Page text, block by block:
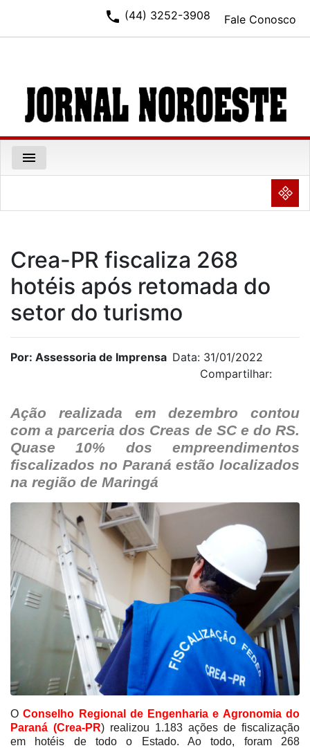
Fale Conosco
phone (44) 3252-3908
menu
NULL
Crea-PR fiscaliza 268
hotéis após retomada do
setor do turismo
Por: Assessoria de Imprensa Data: 31/01/2022
Compartilhar:
Ação realizada em dezembro contou
com a parceria dos Creas de SC e do RS.
Quase 10% dos empreendimentos
fiscalizados no Paraná estão localizados
na região de Maringá
OConselho Regional de Engenharia e Agronomia do
Paraná (Crea-PR) realizou 1.183 ações de fiscalização
em hotéis de todo o Estado. Ao todo, foram 268